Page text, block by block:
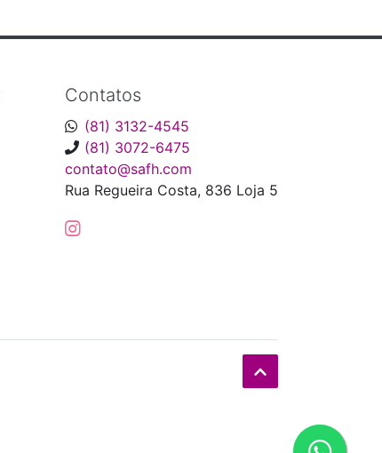
Contatos
(81) 3132-4545
(81) 3072-6475
contato@safh.com
Rua Regueira Costa, 836 Loja 5